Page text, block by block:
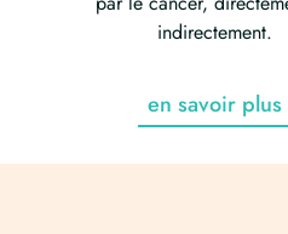
indirectement.
en savoir plus